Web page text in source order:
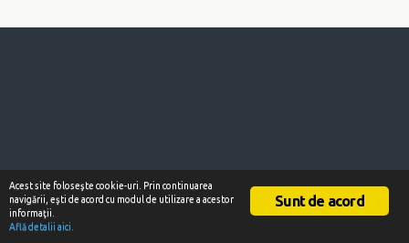
Sunt de acord
Acest site foloseşte cookie-uri. Prin continuarea
navigării, eşti de acord cu modul de utilizare a acestor
informaţii.
Află detalii aici.